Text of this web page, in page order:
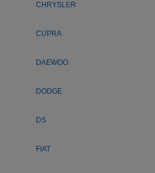
CHRYSLER
CUPRA
DAEWOO
DODGE
DS
FIAT